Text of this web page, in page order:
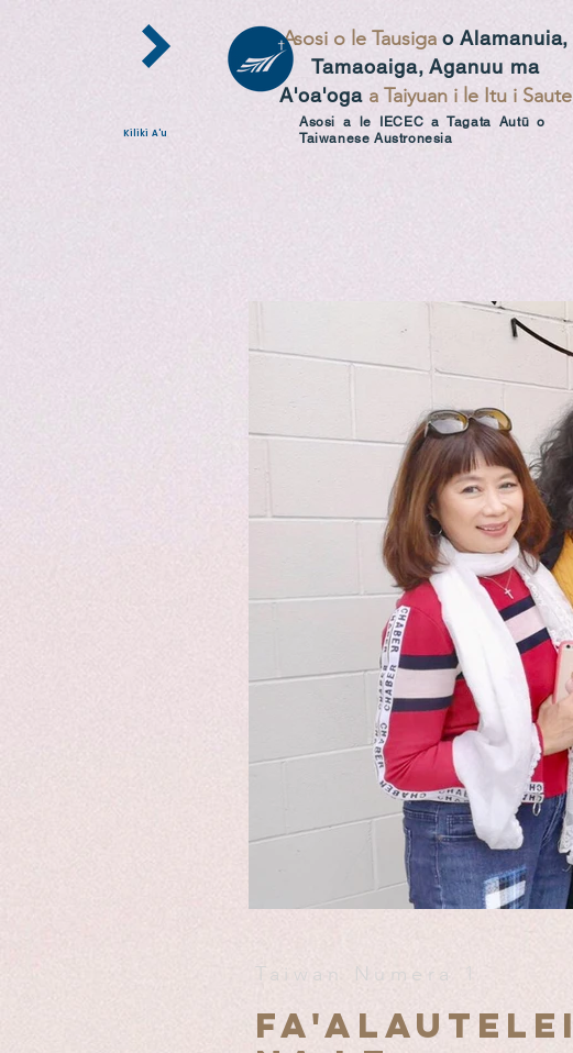
Kiliki A'u
Asosi o le Tausiga o Alamanuia,
Tamaoaiga, Aganuu ma
A'oa'ogaa Taiyuan i le Itu i Saute
Asosi a le IECEC a Tagata Autū o
Taiwanese Austronesia
Taiwan Numera 1
Fa'alautelei